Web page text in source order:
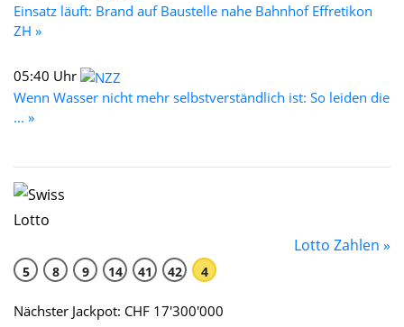
Einsatz läuft: Brand auf Baustelle nahe Bahnhof Effretikon
ZH »
05:40 Uhr
Wenn Wasser nicht mehr selbstverständlich ist: So leiden die
... »
Lotto Zahlen »
5 8 9 14 41 42 4
Nächster Jackpot: CHF 17'300'000